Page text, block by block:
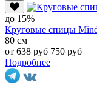
до 15%
Круговые спицы
80 см
от 638 руб 750 руб
Подробнее